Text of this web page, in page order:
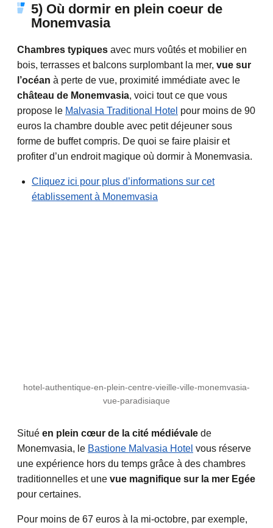
5) Où dormir en plein coeur de
Monemvasia
Chambres typiques avec murs voûtés et mobilier en
bois, terrasses et balcons surplombant la mer, vue sur
l’océan à perte de vue, proximité immédiate avec le
château de Monemvasia, voici tout ce que vous
propose le Malvasia Traditional Hotel pour moins de 90
euros la chambre double avec petit déjeuner sous
forme de buffet compris. De quoi se faire plaisir et
profiter d’un endroit magique où dormir à Monemvasia.
Cliquez ici pour plus d’informations sur cet
établissement à Monemvasia
hotel-authentique-en-plein-centre-vieille-ville-monemvasia-
vue-paradisiaque
Situé en plein cœur de la cité médiévale de
Monemvasia, le Bastione Malvasia Hotel vous réserve
une expérience hors du temps grâce à des chambres
traditionnelles et une vue magnifique sur la mer Egée
pour certaines.
Pour moins de 67 euros à la mi-octobre, par exemple,